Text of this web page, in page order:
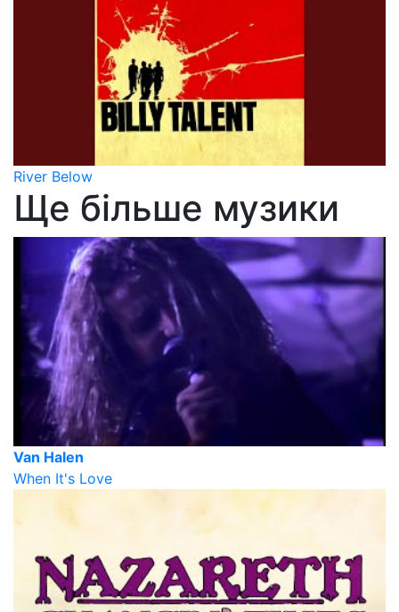
River Below
Ще більше музики
Van Halen
When It's Love